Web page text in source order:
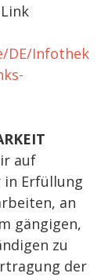
DE/Infothek
auf
in Erfüllung
an
gängigen,
zu
der